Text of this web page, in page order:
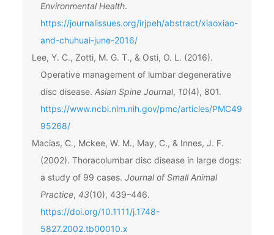
Environmental Health.
https://journalissues.org/irjpeh/abstract/xiaoxiao-
and-chuhuai-june-2016/
Lee, Y. C., Zotti, M. G. T., & Osti, O. L. (2016).
Operative management of lumbar degenerative
disc disease. Asian Spine Journal, 10(4), 801.
https://www.ncbi.nlm.nih.gov/pmc/articles/PMC49
95268/
Macias, C., Mckee, W. M., May, C., & Innes, J. F.
(2002). Thoracolumbar disc disease in large dogs:
a study of 99 cases. Journal of Small Animal
Practice, 43(10), 439–446.
https://doi.org/10.1111/j.1748-
5827.2002.tb00010.x